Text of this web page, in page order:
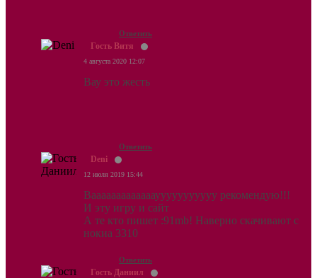
Ответить
Гость Витя
4 августа 2020 12:07
Вау это жесть
Ответить
Deni
12 июля 2019 15:44
Ваааааааааааааууууууууууу рекомендую!!!
И эту игру и сайт
А те кто пишет :91mb! Наверно скачивают с
нокиа 3310
Ответить
Гость Даниил